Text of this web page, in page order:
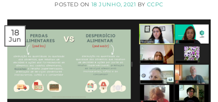
POSTED ON 18 JUNHO, 2021 BY CCPC
18
Jun